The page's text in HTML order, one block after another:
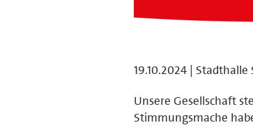
19.10.2024 |
Unsere Gesellschaft
Stimmungsmache